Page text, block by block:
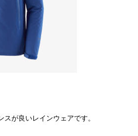
が良いレインウェアです。